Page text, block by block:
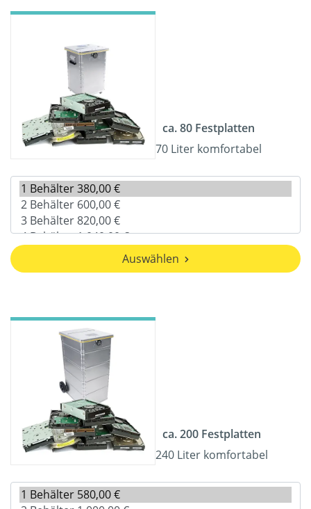
ca. 80 Festplatten
70 Liter komfortabel
Auswählen
ca. 200 Festplatten
240 Liter komfortabel